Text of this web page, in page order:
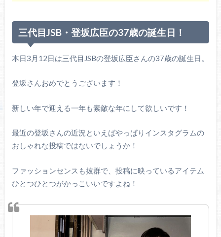
三代目JSB・登坂広臣の37歳の誕生日！
本日3月12日は三代目JSBの登坂広臣さんの37歳の誕生日。
登坂さんおめでとうございます！
新しい年で迎える一年も素敵な年にして欲しいです！
最近の登坂さんの近況といえばやっぱりインスタグラムの
おしゃれな投稿ではないでしょうか！
ファッションセンスも抜群で、投稿に映っているアイテム
ひとつひとつがかっこいいですよね！